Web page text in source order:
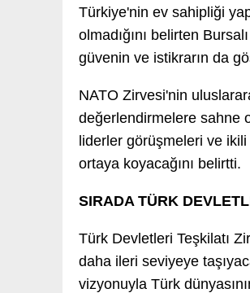
Türkiye'nin ev sahipliği
olmadığını belirten
güvenin ve istikrarın da
NATO Zirvesi'nin
değerlendirmelere sahne
liderler görüşmeleri ve
ortaya koyacağını belirtti.
SIRADA TÜRK
Türk Devletleri Teşkilatı
daha ileri seviyeye
vizyonuyla Türk